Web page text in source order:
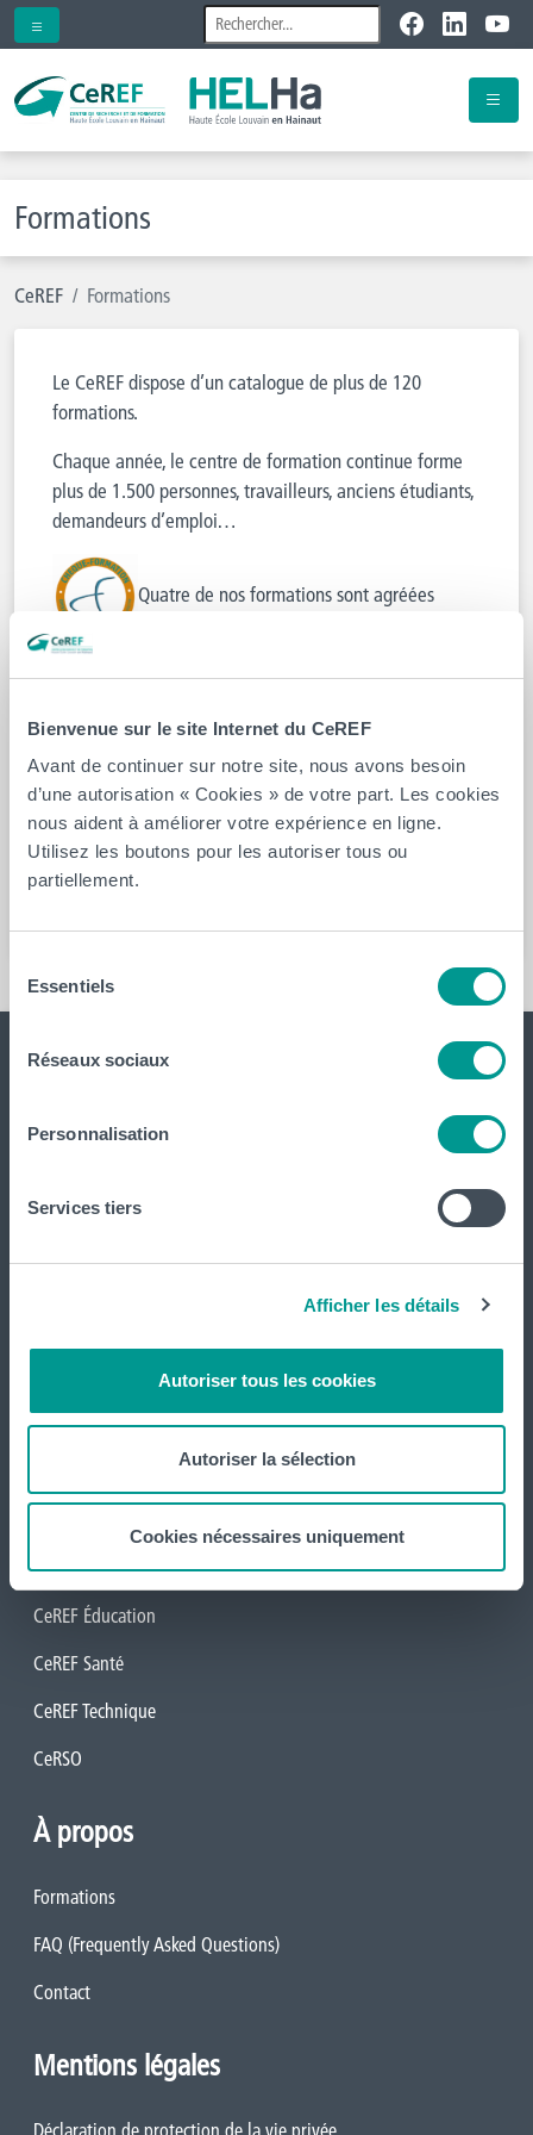
Bienvenue sur le site Internet du CeREF
Avant de continuer sur notre site, nous avons besoin
d’une autorisation « Cookies » de votre part. Les cookies
nous aident à améliorer votre expérience en ligne.
Utilisez les boutons pour les autoriser tous ou
partiellement.
Essentiels
Réseaux sociaux
Personnalisation
Services tiers
Afficher les détails
Autoriser tous les cookies
Autoriser la sélection
Cookies nécessaires uniquement
Formations
CeREF Formations
Le CeREF dispose d’un catalogue de plus de 120
formations.
Chaque année, le centre de formation continue forme
plus de 1.500 personnes, travailleurs, anciens étudiants,
demandeurs d’emploi…
Quatre de nos formations sont agréées
« Chèque formation » : le certificat en e-
communication au sein du CeRSO, la formation en
délivrées par le CeREF technique.
Certaines de nos formations sont également reconnues
par l’ARES et donnent droit à un certificat en cas de
réussite.
Le CeREF, Centre de Recherche et de Formation continue
vise à développer les missions de recherche et de formation
continue de la Haute Ecole Louvain en Hainaut.
Administration
Cellules
CeREF Agronomique
CeREF Économique
CeREF Éducation
CeREF Santé
CeREF Technique
CeRSO
À propos
Formations
FAQ (Frequently Asked Questions)
Contact
Mentions légales
Déclaration de protection de la vie privée